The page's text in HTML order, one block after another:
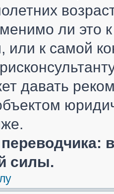
ли это
или к самой
давать
силы.